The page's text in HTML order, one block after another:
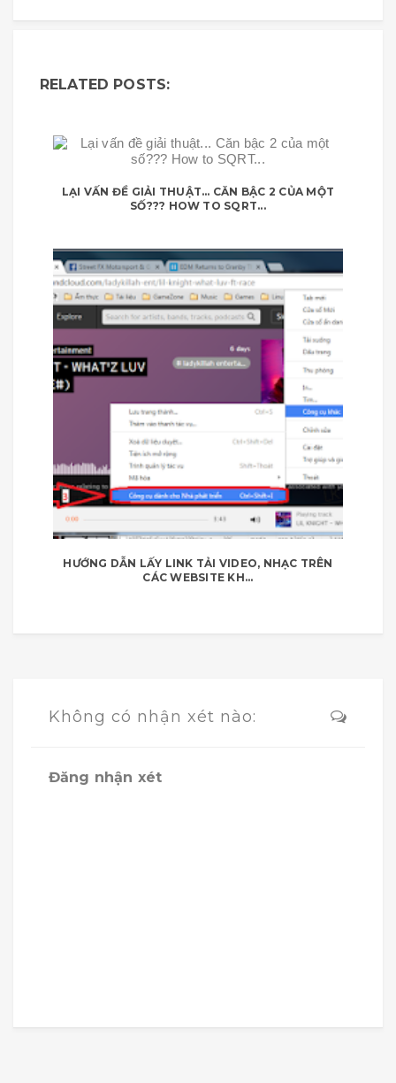
RELATED POSTS:
LẠI VẤN ĐỀ GIẢI THUẬT... CĂN BẬC 2 CỦA MỘT
SỐ??? HOW TO SQRT...
HƯỚNG DẪN LẤY LINK TẢI VIDEO, NHẠC TRÊN
CÁC WEBSITE KH...
Không có nhận xét nào:
Đăng nhận xét